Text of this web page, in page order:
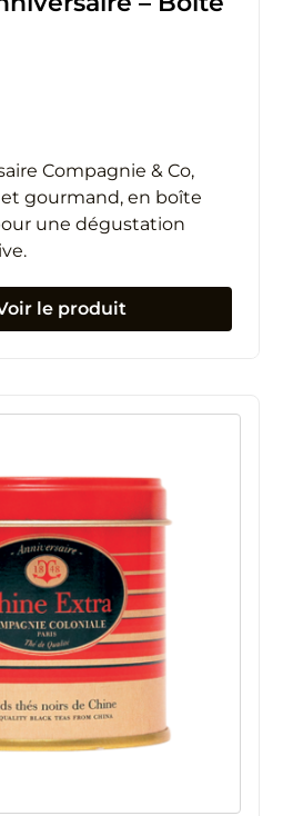
Compagnie & Co,
gourmand, en boîte
une dégustation
le produit